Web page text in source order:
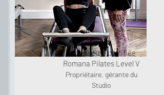
Anissa
Professeure certifiée
Romana Pilates Level V
Propriétaire, gérante du
Studio